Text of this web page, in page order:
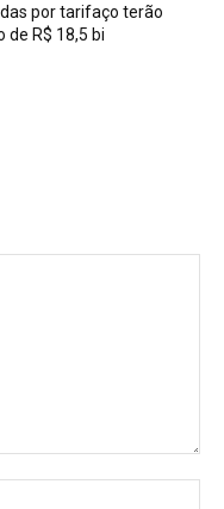
por tarifaço terão
de R$ 18,5 bi